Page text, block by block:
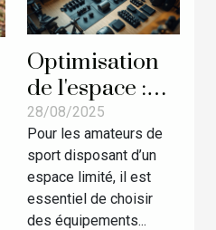
Optimisation
de l'espace :
accessoires
sportifs
compacts et
fonctionnels
28/08/2025
Pour les amateurs de
sport disposant d’un
espace limité, il est
essentiel de choisir
des équipements...